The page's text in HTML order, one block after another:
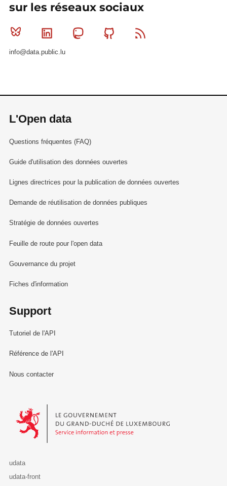
sur les réseaux sociaux
Bluesky Linkedin MastodonGithub
info@data.public.lu
L'Open data
Questions fréquentes (FAQ)
Guide d'utilisation des données ouvertes
Lignes directrices pour la publication de données ouvertes
Demande de réutilisation de données publiques
Stratégie de données ouvertes
Feuille de route pour l'open data
Gouvernance du projet
Fiches d'information
Support
Tutoriel de l'API
Référence de l'API
Nous contacter
Le Gouvernement du Grand-Duché de Luxembourg - Service
udata
udata-front